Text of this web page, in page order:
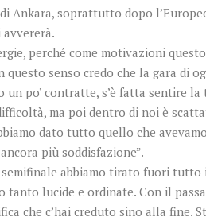
Ankara, soprattutto dopo
avvererà.
perché come motivazioni
senso credo che la gara di
un po’ contratte, s’è fatta sentire
ma poi dentro di noi è
dato tutto quello che
più soddisfazione”.
semifinale abbiamo tirato fuori
tanto lucide e ordinate. Con il
che c’hai creduto sino alla